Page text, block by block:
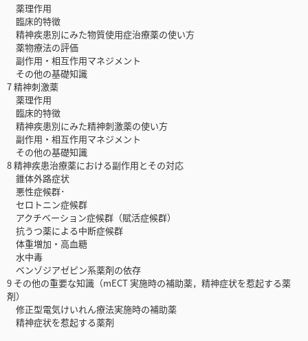
薬理作用
臨床的特徴
精神疾患別にみた物質使用症治療薬の使い方
薬物療法の評価
副作用・相互作用マネジメント
その他の基礎知識
7 精神刺激薬
薬理作用
臨床的特徴
精神疾患別にみた精神刺激薬の使い方
副作用・相互作用マネジメント
その他の基礎知識
8 精神疾患治療薬における副作用とその対応
錐体外路症状
悪性症候群･
セロトニン症候群
アクチベーション症候群（賦活症候群）
抗うつ薬による中断症候群
体重増加・高血糖
水中毒
ベンゾジアゼピン系薬剤の依存
9 その他の重要な知識（mECT 実施時の補助薬，精神症状を惹起する薬
剤）
修正型電気けいれん療法実施時の補助薬
精神症状を惹起する薬剤